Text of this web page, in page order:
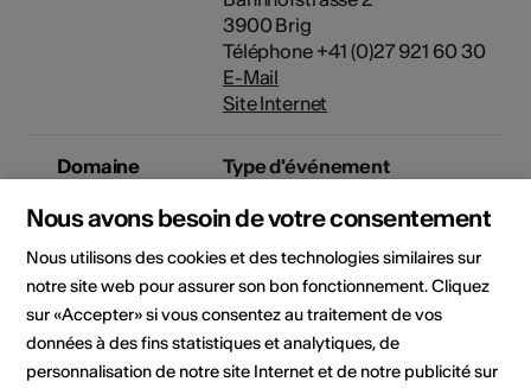
3900 Brig
Téléphone +41 (0)27 921 60 30
E-Mail
Site Internet
Domaine
Type d'événement
Lieu de l'événement
Nous avons besoin de votre consentement
Nous utilisons des cookies et des technologies similaires sur
notre site web pour assurer son bon fonctionnement. Cliquez
sur «Accepter» si vous consentez au traitement de vos
données à des fins statistiques et analytiques, de
personnalisation de notre site Internet et de notre publicité sur